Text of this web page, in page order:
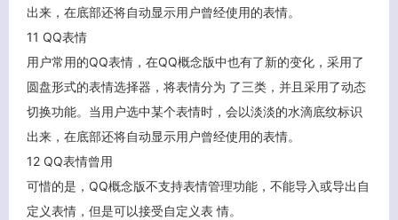
出来，在底部还将自动显示用户曾经使用的表情。
11 QQ表情
用户常用的QQ表情，在QQ概念版中也有了新的变化，采用了
圆盘形式的表情选择器，将表情分为 了三类，并且采用了动态
切换功能。当用户选中某个表情时，会以淡淡的水滴底纹标识
出来，在底部还将自动显示用户曾经使用的表情。
12 QQ表情曾用
可惜的是，QQ概念版不支持表情管理功能，不能导入或导出自
定义表情，但是可以接受自定义表 情。